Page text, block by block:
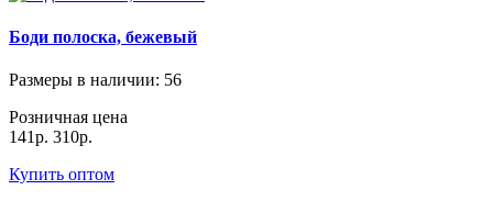
Боди полоска, бежевый
Размеры в наличии: 56
Розничная цена
141р. 310р.
Купить оптом